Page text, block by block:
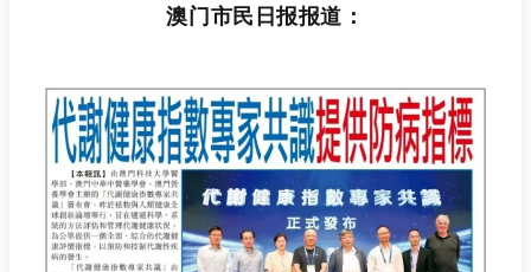
澳门市民日报报道：